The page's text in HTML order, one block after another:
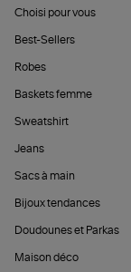
Choisi pour vous
Best-Sellers
Robes
Baskets femme
Sweatshirt
Jeans
Sacs à main
Bijoux tendances
Doudounes et Parkas
Maison déco